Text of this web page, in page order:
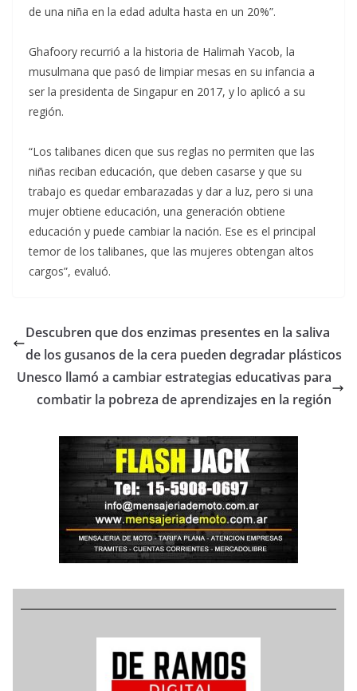
de una niña en la edad adulta hasta en un 20%”.
Ghafoory recurrió a la historia de Halimah Yacob, la
musulmana que pasó de limpiar mesas en su infancia a
ser la presidenta de Singapur en 2017, y lo aplicó a su
región.
“Los talibanes dicen que sus reglas no permiten que las
niñas reciban educación, que deben casarse y que su
trabajo es quedar embarazadas y dar a luz, pero si una
mujer obtiene educación, una generación obtiene
educación y puede cambiar la nación. Ese es el principal
temor de los talibanes, que las mujeres obtengan altos
cargos”, evaluó.
Descubren que dos enzimas presentes en la saliva
de los gusanos de la cera pueden degradar plásticos
Unesco llamó a cambiar estrategias educativas para
combatir la pobreza de aprendizajes en la región